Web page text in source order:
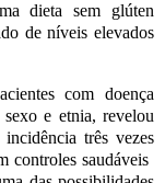
dieta sem glúten
de níveis elevados
com doença
e etnia, revelou
três vezes
controles saudáveis